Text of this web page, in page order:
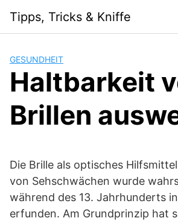
content
Tipps, Tricks & Kniffe
GESUNDHEIT
Haltbarkeit
Brillen
Die Brille als optisches
von Sehschwächen wurde
während des 13. Jahrhunderts
erfunden. Am Grundprinzip hat